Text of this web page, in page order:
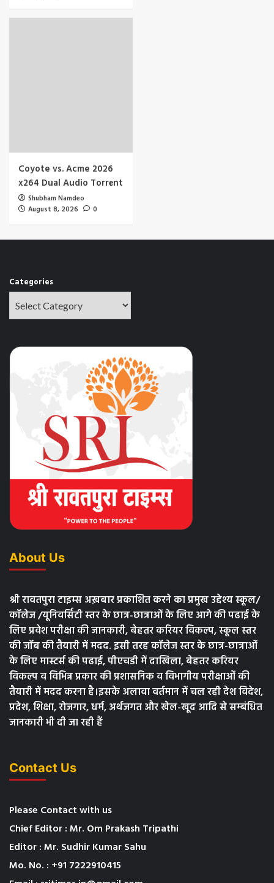
Coyote vs. Acme 2026
x264 Dual Audio Torr𝐞nt
Shubham Namdeo
August 8, 2026
0
Categories
About Us
श्री रावतपुरा टाइम्स अख़बार प्रकाशित करने का प्रमुख उद्देश्य स्कूल/
कॉलेज /यूनिवर्सिटी स्तर के छात्र-छात्राओं के लिए आगे की पढाई के
लिए प्रवेश परीक्षा की जानकारी, बेहतर करियर विकल्प, स्कूल स्तर
की जॉब की तैयारी में मदद. इसी तरह कॉलेज स्तर के छात्र-छात्राओं
के लिए मास्टर्स की पढाई, पीएचडी में दाखिला, बेहतर करियर
विकल्प व विभिन्न प्रकार की प्रशासनिक व विभागीय परीक्षाओं की
तैयारी में मदद करना है।इसके अलावा वर्तमान में चल रही देश विदेश,
प्रदेश, शिक्षा, रोजगार, धर्म, अर्थजगत और खेल-खूद आदि से सम्बंधित
जानकारी भी दी जा रही हैं
Contact Us
Please Contact with us
Chief Editor : Mr. Om Prakash Tripathi
Editor : Mr. Sudhir Kumar Sahu
Mo. No. : +91 7222910415